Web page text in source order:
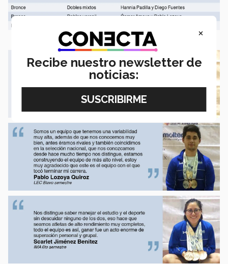
×
Recibe nuestro newsletter de
noticias: